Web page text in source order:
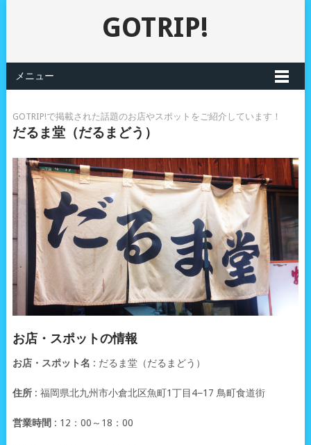
GOTRIP!
メニュー
GOTRIP!で掲載された話題のお店やスポットをご紹介しています！
だるま堂（だるまどう）
お店・スポットの情報
お店・スポット名 : だるま堂（だるまどう）
住所: 福岡県北九州市小倉北区魚町1丁目4−17 鳥町食道街
営業時間: 12：00～18：00